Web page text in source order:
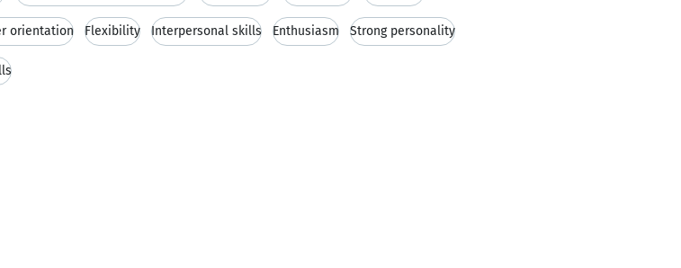
orientation Flexibility Interpersonal skills Enthusiasm Strong personality